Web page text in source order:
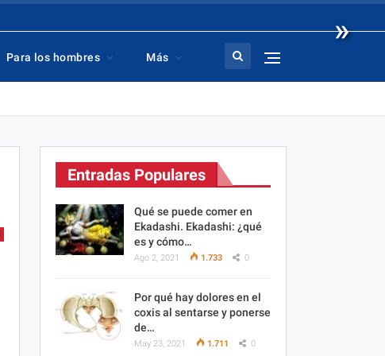
»
Para los hombres Más
Entradas Populares
Qué se puede comer en
Ekadashi. Ekadashi: ¿qué
es y cómo…
Ago 2, 2021 1.733 0
Por qué hay dolores en el
coxis al sentarse y ponerse
de…
May 23, 2021 1.711 0